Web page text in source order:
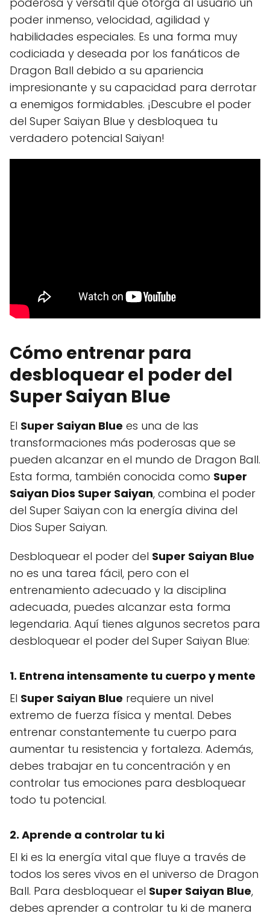
poder inmenso, velocidad, agilidad y
habilidades especiales. Es una forma muy
codiciada y deseada por los fanáticos de
Dragon Ball debido a su apariencia
impresionante y su capacidad para derrotar
a enemigos formidables. ¡Descubre el poder
del Super Saiyan Blue y desbloquea tu
verdadero potencial Saiyan!
Cómo entrenar para
desbloquear el poder del
Super Saiyan Blue
El Super Saiyan Blue es una de las
transformaciones más poderosas que se
pueden alcanzar en el mundo de Dragon Ball.
Esta forma, también conocida como Super
Saiyan Dios Super Saiyan, combina el poder
del Super Saiyan con la energía divina del
Dios Super Saiyan.
Desbloquear el poder del Super Saiyan Blue
no es una tarea fácil, pero con el
entrenamiento adecuado y la disciplina
adecuada, puedes alcanzar esta forma
legendaria. Aquí tienes algunos secretos para
desbloquear el poder del Super Saiyan Blue:
1. Entrena intensamente tu cuerpo y mente
El Super Saiyan Blue requiere un nivel
extremo de fuerza física y mental. Debes
entrenar constantemente tu cuerpo para
aumentar tu resistencia y fortaleza. Además,
debes trabajar en tu concentración y en
controlar tus emociones para desbloquear
todo tu potencial.
2. Aprende a controlar tu ki
El ki es la energía vital que fluye a través de
todos los seres vivos en el universo de Dragon
Ball. Para desbloquear el Super Saiyan Blue,
debes aprender a controlar tu ki de manera